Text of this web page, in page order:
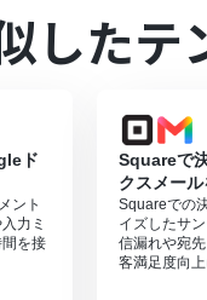
したテ
ド
ント
力ミ
を接
Squareで
クスメー
Squareでの
イズしたサ
信漏れや宛
客満足度向上